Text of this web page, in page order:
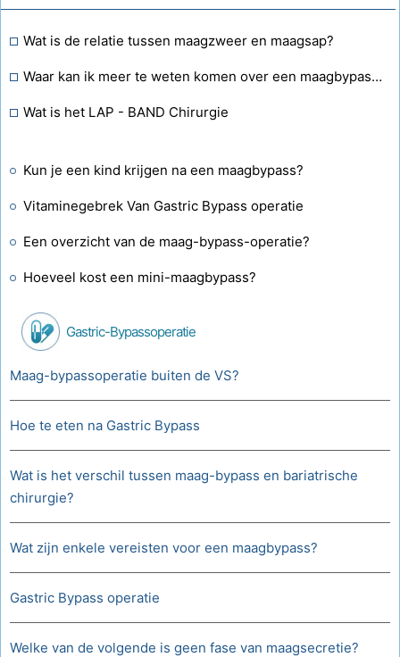
Wat is de relatie tussen maagzweer en maagsap?
Waar kan ik meer te weten komen over een maagbypass en zwangerschap?
Wat is het LAP - BAND Chirurgie
Kun je een kind krijgen na een maagbypass?
Vitaminegebrek Van Gastric Bypass operatie
Een overzicht van de maag-bypass-operatie?
Hoeveel kost een mini-maagbypass?
Gastric-Bypassoperatie
Maag-bypassoperatie buiten de VS?
Hoe te eten na Gastric Bypass
Wat is het verschil tussen maag-bypass en bariatrische
chirurgie?
Wat zijn enkele vereisten voor een maagbypass?
Gastric Bypass operatie
Welke van de volgende is geen fase van maagsecretie?